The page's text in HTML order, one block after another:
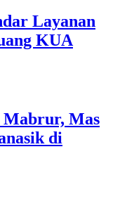
Layanan
KUA
Mabrur, Mas
di